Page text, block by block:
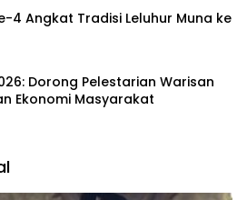
4 Angkat Tradisi Leluhur Muna ke
Dorong Pelestarian Warisan
Ekonomi Masyarakat